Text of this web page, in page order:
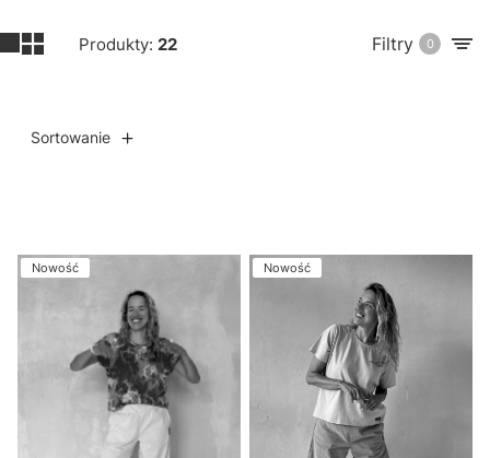
Produkty: 22 Filtry 0
Sortowanie
Lista produktów
Nowość Nowość